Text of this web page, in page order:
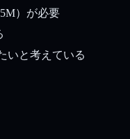
）が必要
いと考えている